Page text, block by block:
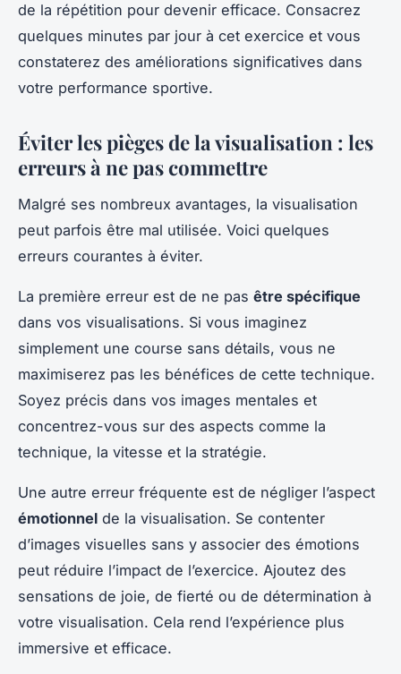
de la répétition pour devenir efficace. Consacrez
quelques minutes par jour à cet exercice et vous
constaterez des améliorations significatives dans
votre performance sportive.
Éviter les pièges de la visualisation : les
erreurs à ne pas commettre
Malgré ses nombreux avantages, la visualisation
peut parfois être mal utilisée. Voici quelques
erreurs courantes à éviter.
La première erreur est de ne pas être spécifique
dans vos visualisations. Si vous imaginez
simplement une course sans détails, vous ne
maximiserez pas les bénéfices de cette technique.
Soyez précis dans vos images mentales et
concentrez-vous sur des aspects comme la
technique, la vitesse et la stratégie.
Une autre erreur fréquente est de négliger l’aspect
émotionnel de la visualisation. Se contenter
d’images visuelles sans y associer des émotions
peut réduire l’impact de l’exercice. Ajoutez des
sensations de joie, de fierté ou de détermination à
votre visualisation. Cela rend l’expérience plus
immersive et efficace.